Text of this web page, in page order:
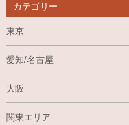
カテゴリー
東京
愛知/名古屋
大阪
関東エリア